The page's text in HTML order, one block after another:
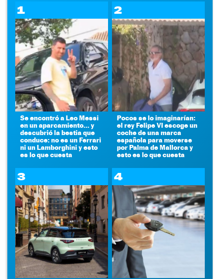
1
Se encontró a Leo Messi
en un aparcamiento... y
descubrió la bestia que
conduce: no es un Ferrari
ni un Lamborghini y esto
es lo que cuesta
2
Pocos se lo imaginarían:
el rey Felipe VI escoge un
coche de una marca
española para moverse
por Palma de Mallorca y
esto es lo que cuesta
3 4